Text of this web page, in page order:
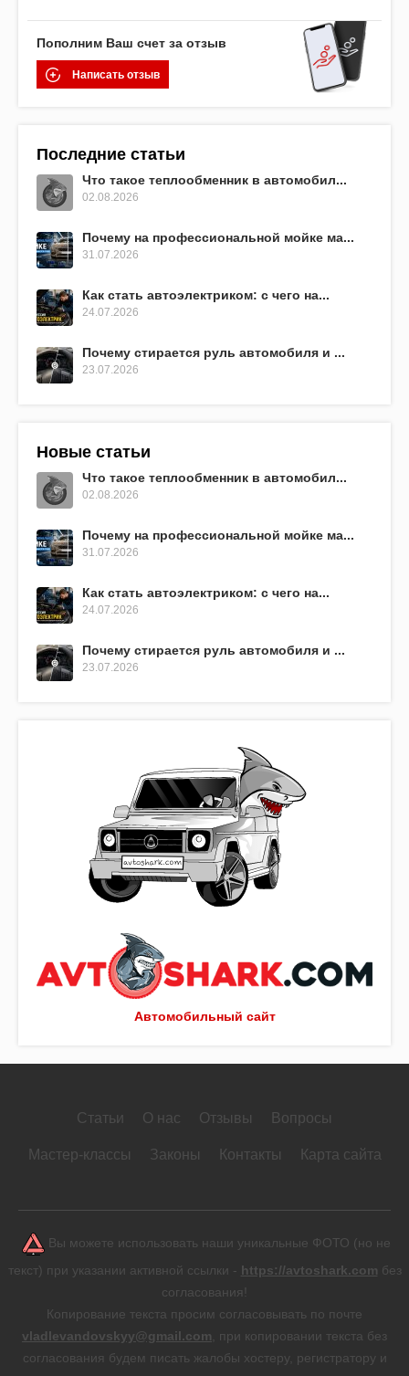
Автомобильный сайт
Пополним Ваш счет за отзыв
Написать отзыв
Последние статьи
Что такое теплообменник в автомобил...
02.08.2026
Почему на профессиональной мойке ма...
31.07.2026
Как стать автоэлектриком: с чего на...
24.07.2026
Почему стирается руль автомобиля и ...
23.07.2026
Новые статьи
Что такое теплообменник в автомобил...
02.08.2026
Почему на профессиональной мойке ма...
31.07.2026
Как стать автоэлектриком: с чего на...
24.07.2026
Почему стирается руль автомобиля и ...
23.07.2026
Статьи О нас Отзывы Вопросы
Мастер-классы Законы Контакты Карта сайта
Вы можете использовать наши уникальные ФОТО (но не
текст) при указании активной ссылки - https://avtoshark.com без
согласования!
Копирование текста просим согласовывать по почте
vladlevandovskyy@gmail.com , при копировании текста без
согласования будем писать жалобы хостеру, регистратору и